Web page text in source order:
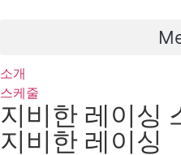
로
건
너
뛰
기
소개
스케줄
지비한 레이싱
지비한 레이싱